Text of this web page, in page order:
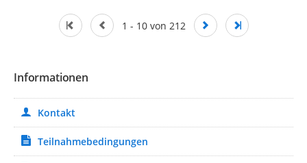
1 - 10 von 212
Informationen
Kontakt
Teilnahmebedingungen